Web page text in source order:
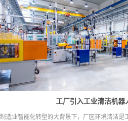
工厂引入工业清洁机器
制造业智能化转型的大背景下，厂区环境清洁是